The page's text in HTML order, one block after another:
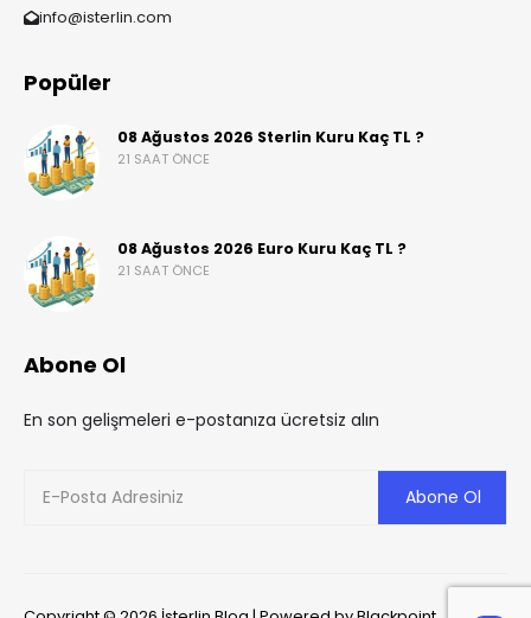
info@isterlin.com
Popüler
08 Ağustos 2026 Sterlin Kuru Kaç TL ?
21 SAAT ÖNCE
08 Ağustos 2026 Euro Kuru Kaç TL ?
21 SAAT ÖNCE
Abone Ol
En son gelişmeleri e-postanıza ücretsiz alın